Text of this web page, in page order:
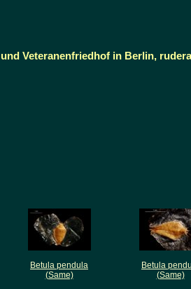
und Veteranenfriedhof in Berlin,
Betula pendula
(Same)
Betula
(Same)